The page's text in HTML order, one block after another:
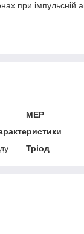
при імпульсній
MEP
Тріод